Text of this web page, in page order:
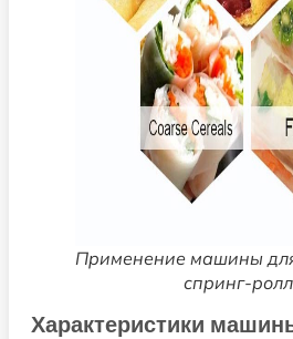
Применение машины
спринг-
Характеристики